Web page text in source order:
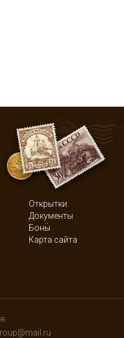
Открытки
Документы
Боны
Карта сайта